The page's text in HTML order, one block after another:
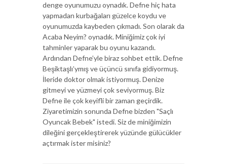
denge oyunumuzu oynadık. Defne hiç hata
yapmadan kurbağaları güzelce koydu ve
oyunumuzda kaybeden çıkmadı. Son olarak da
Acaba Neyim? oynadık. Miniğimiz çok iyi
tahminler yaparak bu oyunu kazandı.
Ardından Defne’yle biraz sohbet ettik. Defne
Beşiktaşlı’ymış ve üçüncü sınıfa gidiyormuş.
İleride doktor olmak istiyormuş. Denize
gitmeyi ve yüzmeyi çok seviyormuş. Biz
Defne ile çok keyifli bir zaman geçirdik.
Ziyaretimizin sonunda Defne bizden "Saçlı
Oyuncak Bebek" istedi. Siz de miniğimizin
dileğini gerçekleştirerek yüzünde gülücükler
açtırmak ister misiniz?